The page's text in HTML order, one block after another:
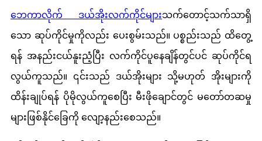
ဘေကာလိုက် ဒယ်အိုးလက်ကိုင်များသက်တောင့်သက်သာရှိ
သော ဆုပ်ကိုင်မှုကိုလည်း ပေးစွမ်းသည်။ ပစ္စည်းသည် ထိတွေ့
ရန် အနည်းငယ်နူးညံ့ပြီး လက်ကိုင်ပူနေချိန်တွင်ပင် ဆုပ်ကိုင်ရ
လွယ်ကူသည်။ ၎င်းသည် ဒယ်အိုးများ သို့မဟုတ် အိုးများကို
ထိန်းချုပ်ရန် ပိုမိုလွယ်ကူစေပြီး မီးဖိုချောင်တွင် မတော်တဆမှု
များဖြစ်နိုင်ခြေကို လျော့နည်းစေသည်။